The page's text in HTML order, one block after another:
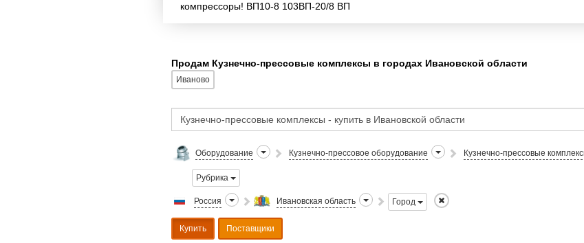
компрессоры! ВП10-8 103ВП-20/8 ВП
Продам Кузнечно-прессовые комплексы в городах Ивановской области
Иваново
Оборудование Кузнечно-прессовое оборудование Кузнечно-прессовые
Рубрика
Россия Ивановская область Город
Купить Поставщики